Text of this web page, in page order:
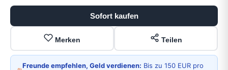
Sofort kaufen
Merken Teilen
Freunde empfehlen, Geld verdienen: Bis zu 150 EUR pro